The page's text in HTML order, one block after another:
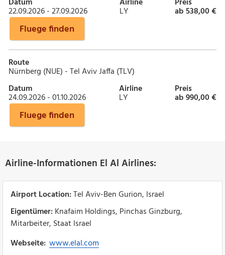
Datum
22.09.2026 - 27.09.2026
Airline
LY
Preis
ab 538,00 €
Fluege finden
Route
Nürnberg (NUE) - Tel Aviv Jaffa (TLV)
Datum
24.09.2026 - 01.10.2026
Airline
LY
Preis
ab 990,00 €
Fluege finden
Airline-Informationen El Al Airlines:
Airport Location:Tel Aviv-Ben Gurion, Israel
Eigentümer:Knafaim Holdings, Pinchas Ginzburg,
Mitarbeiter, Staat Israel
Webseite: www.elal.com